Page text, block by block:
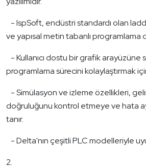
- IspSoft, endüstri standardı olan
ve yapısal metin tabanlı programlama
- Kullanıcı dostu bir grafik arayüzüne
programlama sürecini kolaylaştırmak
- Simülasyon ve izleme özellikleri,
doğruluğunu kontrol etmeye ve hata
tanır.
- Delta'nın çeşitli PLC modelleriyle